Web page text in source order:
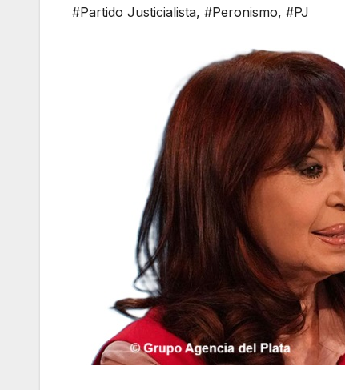
#Partido Justicialista, #Peronismo, #PJ